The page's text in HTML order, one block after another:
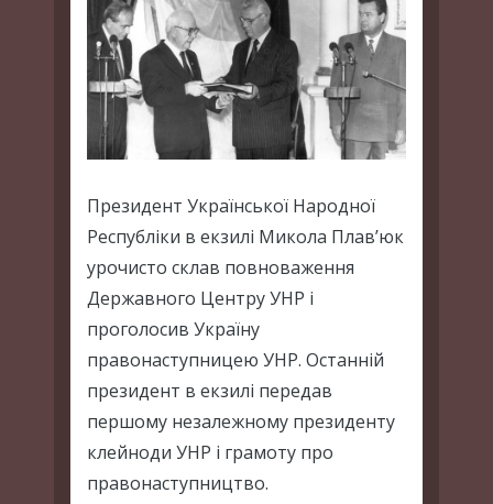
Президент Української Народної
Республіки в екзилі Микола Плав’юк
урочисто склав повноваження
Державного Центру УНР і
проголосив Україну
правонаступницею УНР. Останній
президент в екзилі передав
першому незалежному президенту
клейноди УНР і грамоту про
правонаступництво.